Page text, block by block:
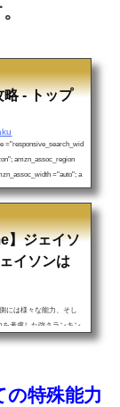
- トップ
="responsive_search_wid
amzn_assoc_region
="auto"; a
="Frid
】ジェイソ
イソンは
には様々な能力、そし
を考慮した強さランキン
13th-the-game-kouryak
の特殊能力